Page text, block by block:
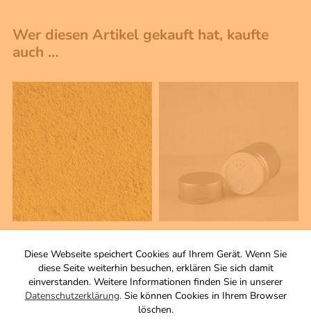
Diese Webseite speichert Cookies auf Ihrem Gerät. Wenn Sie
diese Seite weiterhin besuchen, erklären Sie sich damit
einverstanden. Weitere Informationen finden Sie in unserer
Datenschutzerklärung. Sie können Cookies in Ihrem Browser
löschen.
Wer diesen Artikel gekauft hat, kaufte
auch …
Curry Madras
Gewürzzubereitung
Zutaten
3,90 €
Gewürzdose mit
Streueinsatz
Durchmesser 55 x 75 mm.
Füllmenge: 180 ml
3,20 €